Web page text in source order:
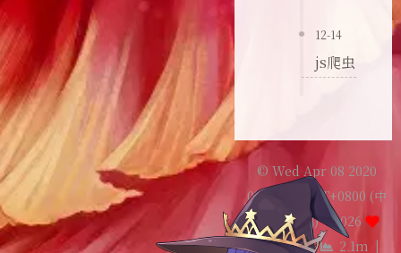
12-14
js爬虫
© Wed Apr 08 2020
08:00:00 GMT+0800 (中
国标准时间) –2026
Sekyoro | 2.1m |